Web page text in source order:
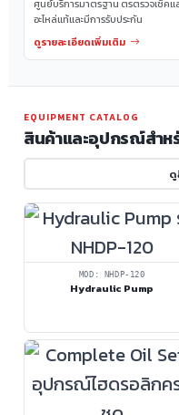
ศูนย์บริการมาตรฐาน ตรตรวจเช็
อะไหล่แท้และมีการรับประกัน
ดูรายละเอียดเพิ่มเติม
EQUIPMENT CATALOG
สินค้าและอุปกรณ์สำห
ดู
MOD: NHDP-120
Hydraulic Pump